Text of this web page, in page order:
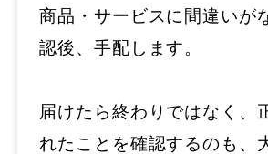
商品・サービスに間違いが
認後、手配します。
届けたら終わりではなく、
れたことを確認するのも、